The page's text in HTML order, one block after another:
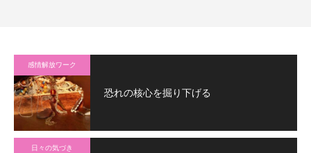
感情解放ワーク
恐れの核心を掘り下げる
日々の気づき